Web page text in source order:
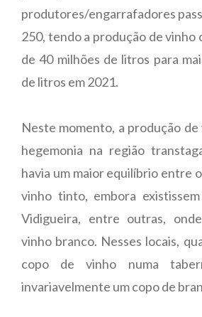
produtores/engarrafadores
250, tendo a produção de vinho
de 40 milhões de litros para
de litros em 2021.
Neste momento, a produção
hegemonia na região
havia um maior equilíbrio entre
vinho tinto, embora
Vidigueira, entre outras,
vinho branco. Nesses locais,
copo de vinho numa
invariavelmente um copo de